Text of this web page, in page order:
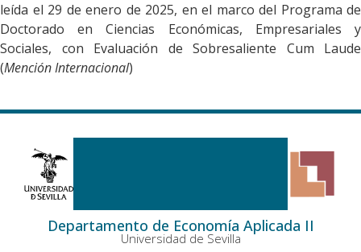
leída el 29 de enero de 2025, en el marco del Programa de
Doctorado en Ciencias Económicas, Empresariales y
Sociales, con Evaluación de Sobresaliente Cum Laude
(Mención Internacional)
Departamento de Economía Aplicada II
Universidad de Sevilla